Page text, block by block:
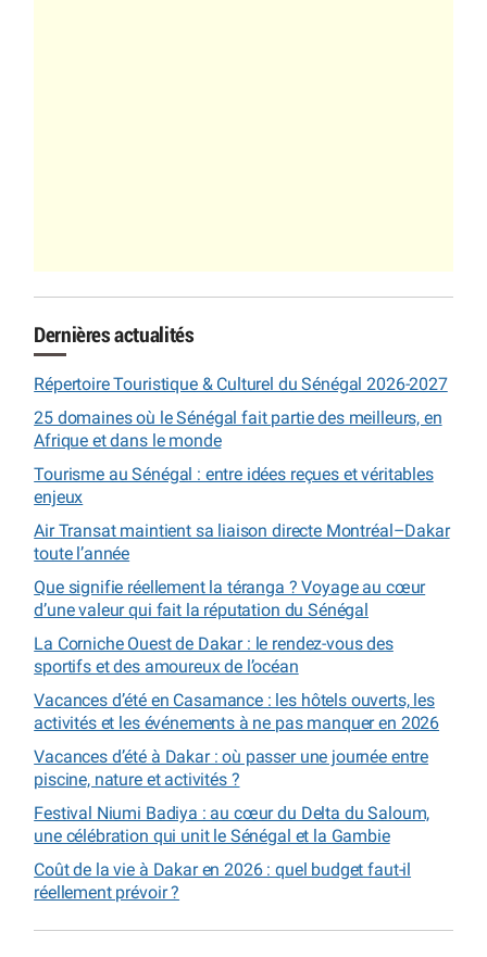
Dernières actualités
Répertoire Touristique & Culturel du Sénégal 2026-2027
25 domaines où le Sénégal fait partie des meilleurs, en
Afrique et dans le monde
Tourisme au Sénégal : entre idées reçues et véritables
enjeux
Air Transat maintient sa liaison directe Montréal–Dakar
toute l’année
Que signifie réellement la téranga ? Voyage au cœur
d’une valeur qui fait la réputation du Sénégal
La Corniche Ouest de Dakar : le rendez-vous des
sportifs et des amoureux de l’océan
Vacances d’été en Casamance : les hôtels ouverts, les
activités et les événements à ne pas manquer en 2026
Vacances d’été à Dakar : où passer une journée entre
piscine, nature et activités ?
Festival Niumi Badiya : au cœur du Delta du Saloum,
une célébration qui unit le Sénégal et la Gambie
Coût de la vie à Dakar en 2026 : quel budget faut-il
réellement prévoir ?